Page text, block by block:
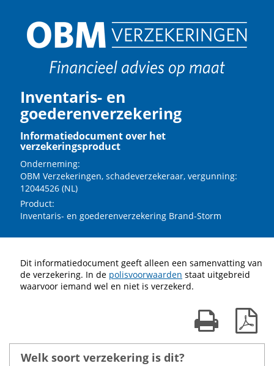
Inventaris- en
goederenverzekering
Informatiedocument over het
verzekeringsproduct
Onderneming:
OBM Verzekeringen, schadeverzekeraar, vergunning:
12044526 (NL)
Product:
Inventaris- en goederenverzekering Brand-Storm
Dit informatiedocument geeft alleen een samenvatting van
de verzekering. In de polisvoorwaarden staat uitgebreid
waarvoor iemand wel en niet is verzekerd.
Print kaart
Welk soort verzekering is dit?